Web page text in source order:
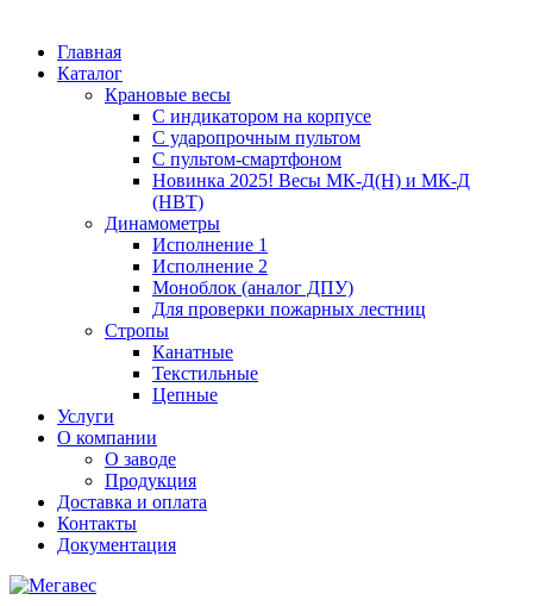
Главная
Каталог
Крановые весы
С индикатором на корпусе
С ударопрочным пультом
С пультом-смартфоном
Новинка 2025! Весы МК-Д(Н) и МК-Д
(НВТ)
Динамометры
Исполнение 1
Исполнение 2
Моноблок (аналог ДПУ)
Для проверки пожарных лестниц
Стропы
Канатные
Текстильные
Цепные
Услуги
О компании
О заводе
Продукция
Доставка и оплата
Контакты
Документация